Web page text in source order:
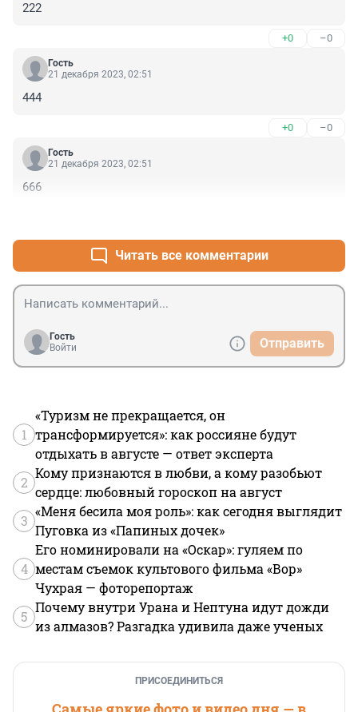
222
+0 –0
Гость
21 декабря 2023, 02:51
444
+0 –0
Гость
21 декабря 2023, 02:51
666
Читать все комментарии
Гость
Войти
Отправить
1
«Туризм не прекращается, он
трансформируется»: как россияне будут
отдыхать в августе — ответ эксперта
2
Кому признаются в любви, а кому разобьют
сердце: любовный гороскоп на август
3
«Меня бесила моя роль»: как сегодня выглядит
Пуговка из «Папиных дочек»
4
Его номинировали на «Оскар»: гуляем по
местам съемок культового фильма «Вор»
Чухрая — фоторепортаж
5
Почему внутри Урана и Нептуна идут дожди
из алмазов? Разгадка удивила даже ученых
ПРИСОЕДИНИТЬСЯ